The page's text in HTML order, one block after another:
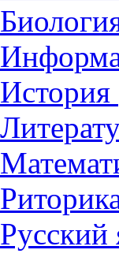
История
Русский